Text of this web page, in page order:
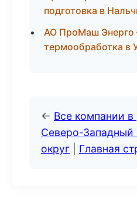
подготовка в
АО ПроМаш Энерго
термообработка в
← Все компании в
Северо-Западный
округ
Главная